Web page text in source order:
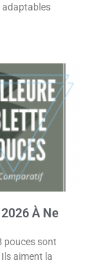
adaptables
À Ne
pouces sont
aiment la